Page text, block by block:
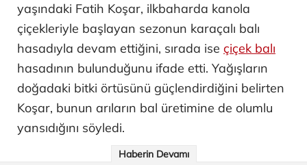
yaşındaki Fatih Koşar, ilkbaharda kanola
çiçekleriyle başlayan sezonun karaçalı balı
hasadıyla devam ettiğini, sırada ise çiçek balı
hasadının bulunduğunu ifade etti. Yağışların
doğadaki bitki örtüsünü güçlendirdiğini belirten
Koşar, bunun arıların bal üretimine de olumlu
yansıdığını söyledi.
Haberin Devamı